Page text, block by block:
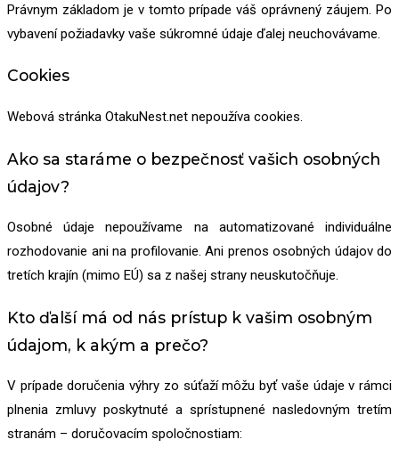
Právnym základom je v tomto prípade váš oprávnený záujem. Po
vybavení požiadavky vaše súkromné údaje ďalej neuchovávame.
Cookies
Webová stránka OtakuNest.net nepoužíva cookies.
Ako sa staráme o bezpečnosť vašich osobných
údajov?
Osobné údaje nepoužívame na automatizované individuálne
rozhodovanie ani na profilovanie. Ani prenos osobných údajov do
tretích krajín (mimo EÚ) sa z našej strany neuskutočňuje.
Kto ďalší má od nás prístup k vašim osobným
údajom, k akým a prečo?
V prípade doručenia výhry zo súťaží môžu byť vaše údaje v rámci
plnenia zmluvy poskytnuté a sprístupnené nasledovným tretím
stranám – doručovacím spoločnostiam: